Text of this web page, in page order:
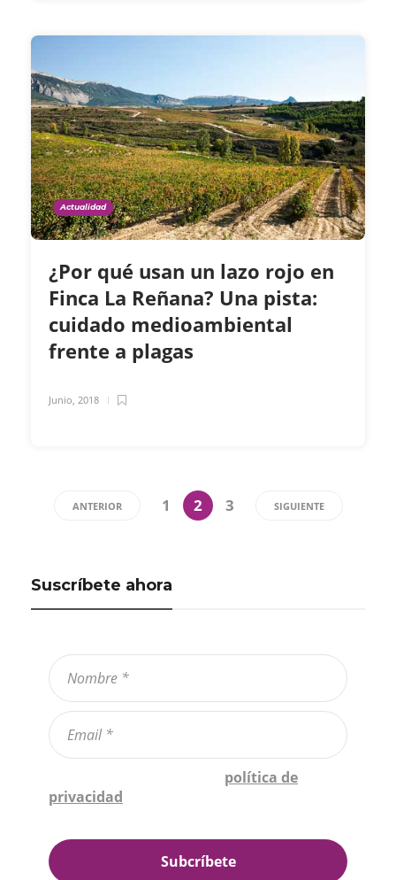
Actualidad
¿Por qué usan un lazo rojo en
Finca La Reñana? Una pista:
cuidado medioambiental
frente a plagas
Junio, 2018
ANTERIOR 1 2 3 SIGUIENTE
Suscríbete ahora
política de
privacidad